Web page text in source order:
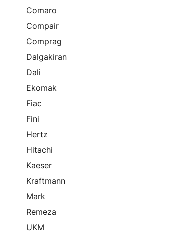
Comaro
Compair
Comprag
Dalgakiran
Dali
Ekomak
Fiac
Fini
Hertz
Hitachi
Kaeser
Kraftmann
Mark
Remeza
UKM